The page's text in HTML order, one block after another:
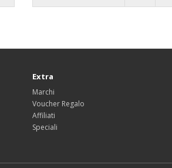
Extra
Marchi
Voucher Regalo
Affiliati
Speciali